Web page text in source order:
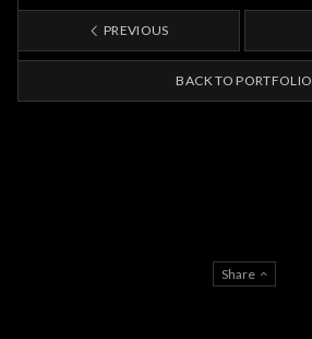
PREVIOUS
BACK TO PORTFOLIO
Share